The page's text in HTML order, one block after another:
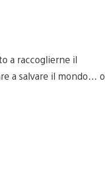
a raccoglierne il
a salvare il mondo… o